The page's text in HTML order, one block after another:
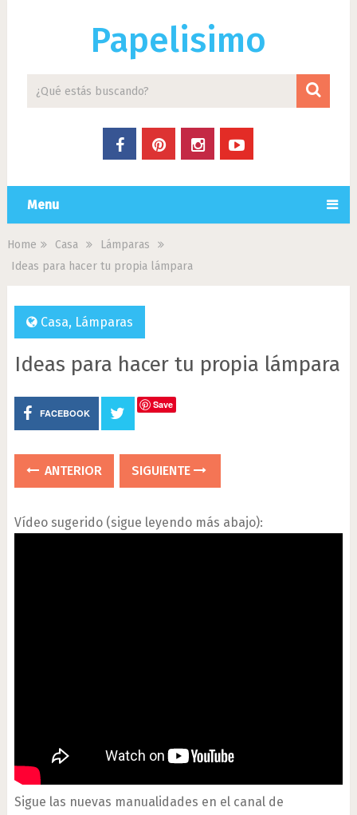
Papelisimo
Menu
Home Casa
Lámparas
Ideas para hacer tu propia lámpara
Casa, Lámparas
Ideas para hacer tu propia lámpara
FACEBOOK
Save
ANTERIOR SIGUIENTE
Vídeo sugerido (sigue leyendo más abajo):
Sigue las nuevas manualidades en el canal de